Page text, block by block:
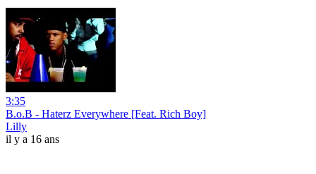
3:35
B.o.B - Haterz Everywhere [Feat. Rich Boy]
Lilly
il y a 16 ans